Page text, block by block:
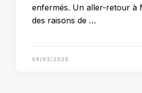
enfermés. Un aller-retour à
des raisons de …
04/03/2025